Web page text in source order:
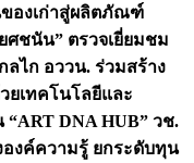
ของเก่าสู่ผลิตภัณฑ์
ศชนัน” ตรวจเยี่ยมชม
ไก อววน. ร่วมสร้าง
เทคโนโลยีและ
“ART DNA HUB” วช.
งค์ความรู้ ยกระดับทุน